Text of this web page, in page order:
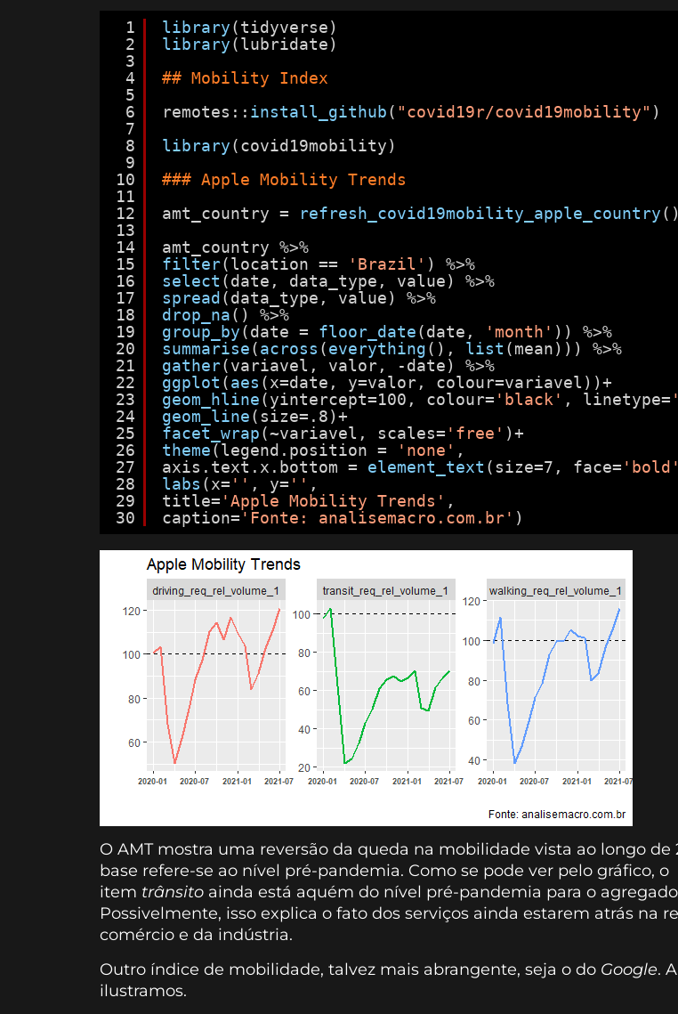
1
2
3
4
5
6
7
8
9
10
11
12
13
14
15
16
17
18
19
20
21
22
23
24
25
26
27
28
29
30
library(tidyverse)
library(lubridate)
## Mobility Index
remotes:: install_github( "covid19r/covid19mobility" )
library(covid19mobility)
### Apple Mobility Trends
amt_country =
refresh_covid19mobility_apple_country()
amt_country %>%
filter(location == 'Brazil' ) %>%
select (date, data_type, value) %>%
spread (data_type, value) %>%
drop_na() %>%
group_by(date = floor_date(date, 'month' )) %>%
summarise(across (everything(), list (mean))) %>%
gather(variavel, valor, -date) %>%
ggplot (aes (x=date, y=valor, colour=variavel))+
geom_hline(yintercept=100, colour= 'black' , linetype=
geom_line(size=.8)+
facet_wrap(~variavel, scales= 'free' )+
theme(legend.position = 'none' ,
axis.text.x.bottom = element_text (size=7, face= 'bold'
labs (x= '' , y= '' ,
title= 'Apple Mobility Trends' ,
caption= 'Fonte: analisemacro.com.br' )
O AMT mostra uma reversão da queda na mobilidade vista ao longo de
base refere-se ao nível pré-pandemia. Como se pode ver pelo gráfico, o
item trânsito ainda está aquém do nível pré-pandemia para o
Possivelmente, isso explica o fato dos serviços ainda estarem atrás na
comércio e da indústria.
Outro índice de mobilidade, talvez mais abrangente, seja o do Google.
ilustramos.